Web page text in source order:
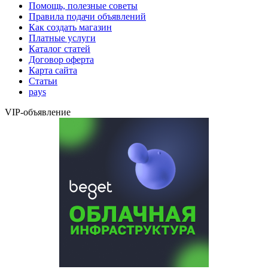
Помощь, полезные советы
Правила подачи объявлений
Как создать магазин
Платные услуги
Каталог статей
Договор оферта
Карта сайта
Статьи
pays
VIP-объявление